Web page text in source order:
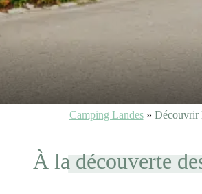
Camping Landes» Découvrir
À la découverte